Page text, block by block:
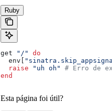
Ruby
get "/"
do
  env[
  raise
"uh oh"
# Erro de
end
Esta página foi útil?